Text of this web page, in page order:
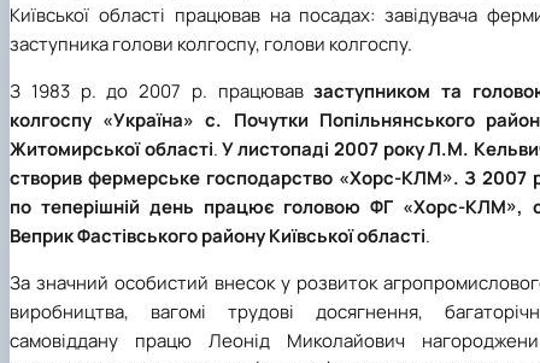
Київської області працював на посадах: завідувача
заступника голови колгоспу, голови колгоспу.
З 1983 р. до 2007 р. працювавзаступником та
колгоспу «Україна» с. Почутки Попільнянського
Житомирської області.У листопаді 2007 року Л.М.
створив фермерське господарство «Хорс-КЛМ». З 2007
по теперішній день працює головою ФГ «Хорс-КЛМ»,
Веприк Фастівського району Київської області.
За значний особистий внесок у розвиток
виробництва, вагомі трудові досягнення,
самовіддану працю Леонід Миколайович